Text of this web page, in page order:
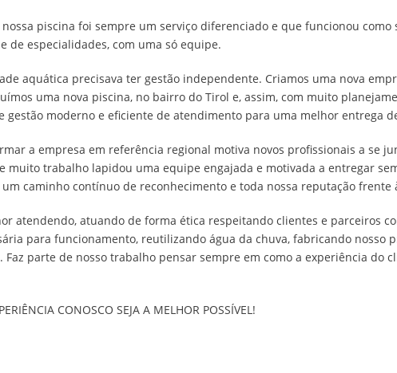
piscina foi sempre um serviço diferenciado e que funcionou como
de especialidades, com uma só equipe.
aquática precisava ter gestão independente. Criamos uma nova
uma nova piscina, no bairro do Tirol e, assim, com muito
gestão moderno e eficiente de atendimento para uma melhor entrega
a empresa em referência regional motiva novos profissionais a se
muito trabalho lapidou uma equipe engajada e motivada a entregar
caminho contínuo de reconhecimento e toda nossa reputação frente
atendendo, atuando de forma ética respeitando clientes e parceiros
para funcionamento, reutilizando água da chuva, fabricando nosso
Faz parte de nosso trabalho pensar sempre em como a experiência do
CONOSCO SEJA A MELHOR POSSÍVEL!